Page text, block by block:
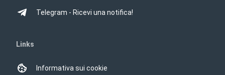
Telegram - Ricevi una notifica!
Links
Informativa sui cookie